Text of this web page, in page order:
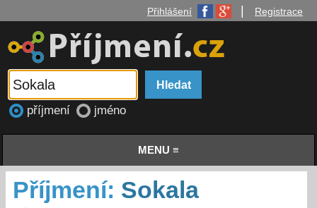
Přihlášení Registrace
příjmení jméno
MENU ≡
Příjmení: Sokala